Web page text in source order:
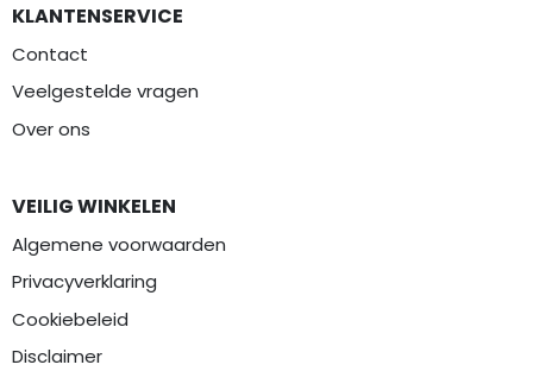
KLANTENSERVICE
Contact
Veelgestelde vragen
Over ons
VEILIG WINKELEN
Algemene voorwaarden
Privacyverklaring
Cookiebeleid
Disclaimer